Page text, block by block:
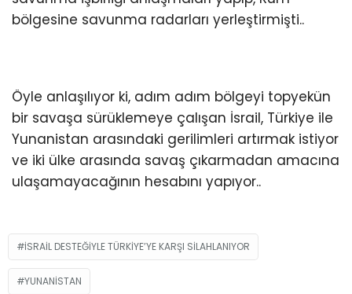
bölgesine savunma radarları yerleştirmişti..
Öyle anlaşılıyor ki, adım adım bölgeyi topyekün
bir savaşa sürüklemeye çalışan İsrail, Türkiye ile
Yunanistan arasındaki gerilimleri artırmak istiyor
ve iki ülke arasında savaş çıkarmadan amacına
ulaşamayacağının hesabını yapıyor..
İSRAİL DESTEĞİYLE TÜRKİYE’YE KARŞI SİLAHLANIYOR
YUNANISTAN